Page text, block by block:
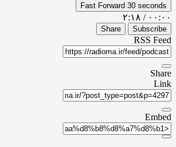
Fast Forward 30 seconds
۰۰:۰۰ / ۲:۱۸
Subscribe
Share
RSS Feed
Share
Link
Embed